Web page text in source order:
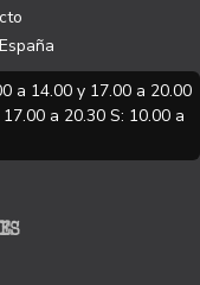
España
a 14.00 y 17.00 a 20.00
a 20.30 S: 10.00 a